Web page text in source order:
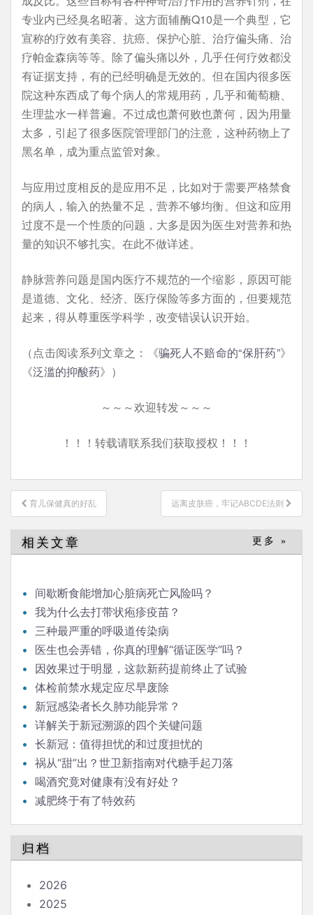
专业内已经臭名昭著。这方面辅酶Q10是一个典型，它
宣称的疗效有美容、抗癌、保护心脏、治疗偏头痛、治
疗帕金森病等等。除了偏头痛以外，几乎任何疗效都没
有证据支持，有的已经明确是无效的。但在国内很多医
院这种东西成了每个病人的常规用药，几乎和葡萄糖、
生理盐水一样普遍。不过成也萧何败也萧何，因为用量
太多，引起了很多医院管理部门的注意，这种药物上了
黑名单，成为重点监管对象。
与应用过度相反的是应用不足，比如对于需要严格禁食
的病人，输入的热量不足，营养不够均衡。但这和应用
过度不是一个性质的问题，大多是因为医生对营养和热
量的知识不够扎实。在此不做详述。
静脉营养问题是国内医疗不规范的一个缩影，原因可能
是道德、文化、经济、医疗保险等多方面的，但要规范
起来，得从尊重医学科学，改变错误认识开始。
（点击阅读系列文章之：《骗死人不赔命的“保肝药”》
《泛滥的抑酸药》）
～～～欢迎转发～～～
！！！转载请联系我们获取授权！！！
文
章
导
航
育儿保健真的好乱 远离皮肤癌，牢记ABCDE法则
相关文章 更多 »
间歇断食能增加心脏病死亡风险吗？
我为什么去打带状疱疹疫苗？
三种最严重的呼吸道传染病
医生也会弄错，你真的理解“循证医学”吗？
因效果过于明显，这款新药提前终止了试验
体检前禁水规定应尽早废除
新冠感染者长久肺功能异常？
详解关于新冠溯源的四个关键问题
长新冠：值得担忧的和过度担忧的
祸从“甜”出？世卫新指南对代糖手起刀落
喝酒究竟对健康有没有好处？
减肥终于有了特效药
归档
2026
2025